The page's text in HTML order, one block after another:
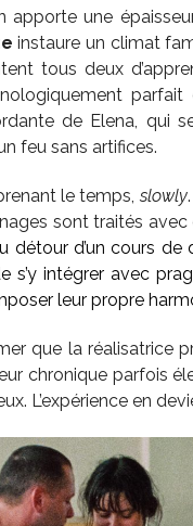
apporte une
instaure un climat
tous deux
parfait
de Elena,
feu sans artifices.
le temps,slowly
sont traités
détour d’un cours
s’y intégrer avec
leur propre
que la réalisatrice
chronique parfois
L’expérience en